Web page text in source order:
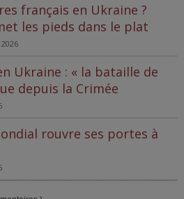
français en Ukraine ?
les pieds dans le plat
Ukraine : « la bataille de
depuis la Crimée
rouvre ses portes à